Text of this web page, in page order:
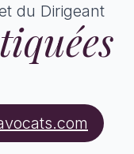
du Dirigeant